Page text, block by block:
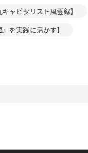
ャピタリスト風雲録】
を実践に活かす】